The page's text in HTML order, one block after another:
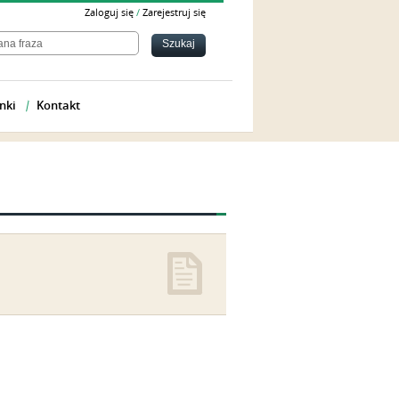
Zaloguj się / Zarejestruj się
Kontakt